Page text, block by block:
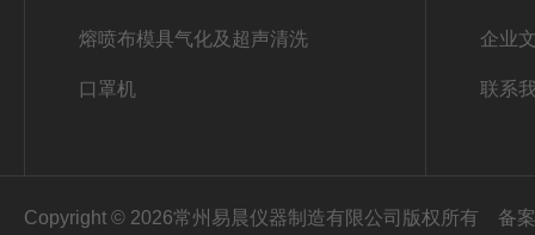
熔喷布模具气化及超声清洗
口罩机
企业
联系
Copyright © 2026常州易晨仪器制造有限公司版权所有 备